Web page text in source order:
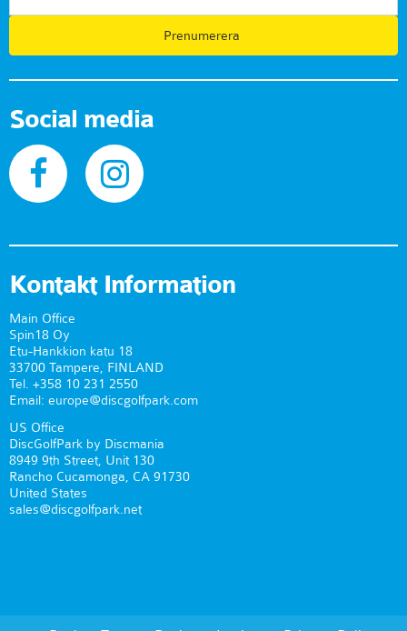
Prenumerera
Social media
Kontakt Information
Main Office
Spin18 Oy
Etu-Hankkion katu 18
33700 Tampere, FINLAND
Tel. +358 10 231 2550
Email: europe@discgolfpark.com
US Office
DiscGolfPark by Discmania
8949 9th Street, Unit 130
Rancho Cucamonga, CA 91730
United States
sales@discgolfpark.net